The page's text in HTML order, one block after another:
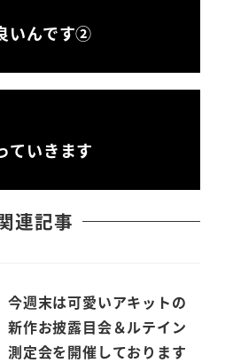
いんです②
ていきます
連記事
今週末は可愛いアキットの
新作お披露目会＆ルテイン
測定会を開催しております